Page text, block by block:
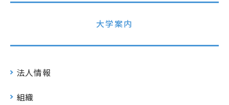
大学案内
法人情報
組織